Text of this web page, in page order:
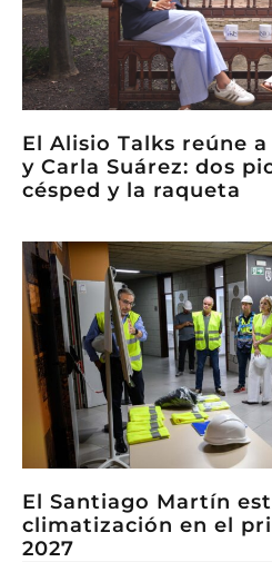
El Alisio Talks reúne
y Carla Suárez: dos
césped y la raqueta
El Santiago Martín
climatización en el
2027